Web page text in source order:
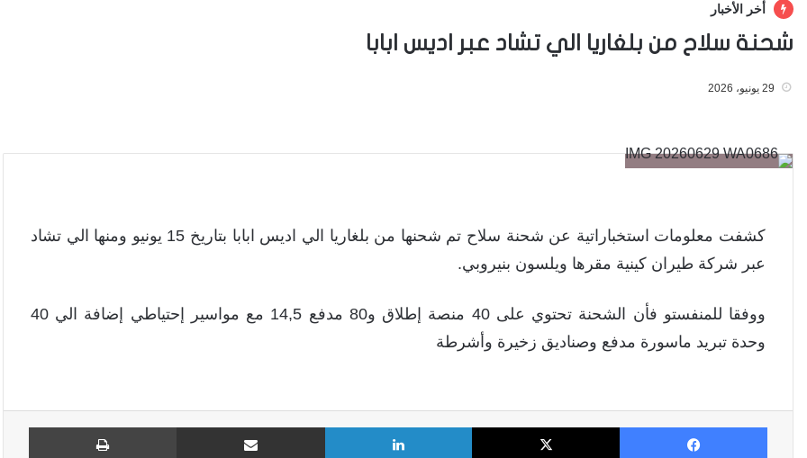
أخر الأخبار
شحنة سلاح من بلغاريا الي تشاد عبر اديس ابابا
29 يونيو، 2026
كشفت معلومات استخباراتية عن شحنة سلاح تم شحنها من بلغاريا الي اديس ابابا بتاريخ 15 يونيو ومنها الي تشاد
عبر شركة طيران كينية مقرها ويلسون بنيروبي.
ووفقا للمنفستو فأن الشحنة تحتوي على 40 منصة إطلاق و80 مدفع 14,5 مع مواسير إحتياطي إضافة الي 40
وحدة تبريد ماسورة مدفع وصناديق زخيرة وأشرطة
فيسبوك X لينكدإن مشاركة عبر البريد